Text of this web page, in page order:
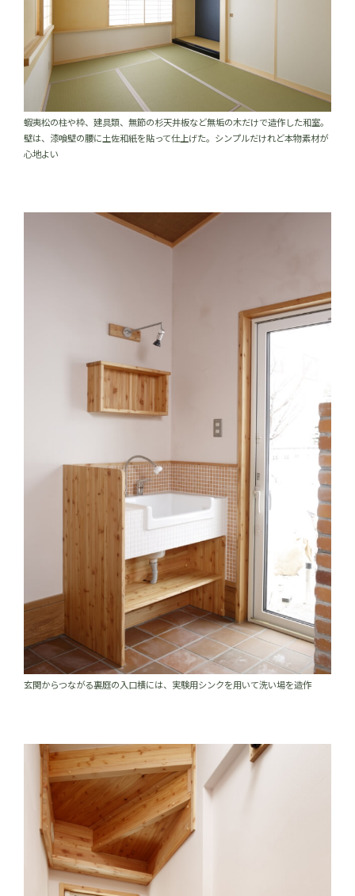
蝦夷松の柱や枠、建具類、無節の杉天井板など無垢の木だけで造作した和室。
壁は、漆喰壁の腰に土佐和紙を貼って仕上げた。シンプルだけれど本物素材が
心地よい
玄関からつながる裏庭の入口横には、実験用シンクを用いて洗い場を造作